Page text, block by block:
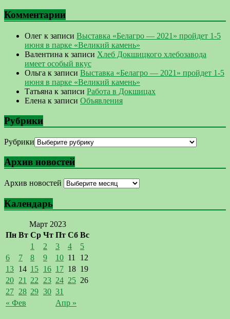
Комментарии
Олег к записи Выставка «Белагро — 2021» пройдет 1-5
июня в парке «Великий камень»
Валентина к записи Хлеб Докшицкого хлебозавода
имеет особый вкус
Ольга к записи Выставка «Белагро — 2021» пройдет 1-5
июня в парке «Великий камень»
Татьяна к записи Работа в Докшицах
Елена к записи Объявления
Рубрики
Рубрики
Архив новостей
Архив новостей
Календарь
Март 2023
Пн Вт Ср Чт Пт Сб Вс
« Фев Апр »
1 2 3 4
5
6
7 8 9 10 11
12
13 14 15 16 17 18 19
20 21 22 23 24 25 26
27 28 29 30 31